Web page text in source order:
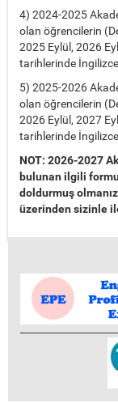
4) 2024-2025
olan öğrencilerin
2025 Eylül, 2026
tarihlerinde İngilizce
5) 2025-2026
olan öğrencilerin
2026 Eylül, 2027
tarihlerinde İngilizce
NOT: 2026-2027
bulunan ilgili
doldurmuş
üzerinden sizinle